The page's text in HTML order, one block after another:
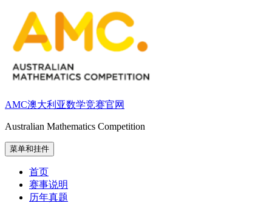
容
AMC澳大利亚数学竞赛官网
Australian Mathematics Competition
菜单和挂件
首页
赛事说明
历年真题